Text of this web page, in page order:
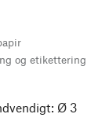
og etikettering
Ø 3